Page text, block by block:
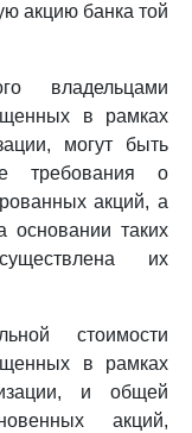
акцию банка той
владельцами
в рамках
могут быть
требования о
акций, а
основании таких
их
стоимости
в рамках
и общей
акций,